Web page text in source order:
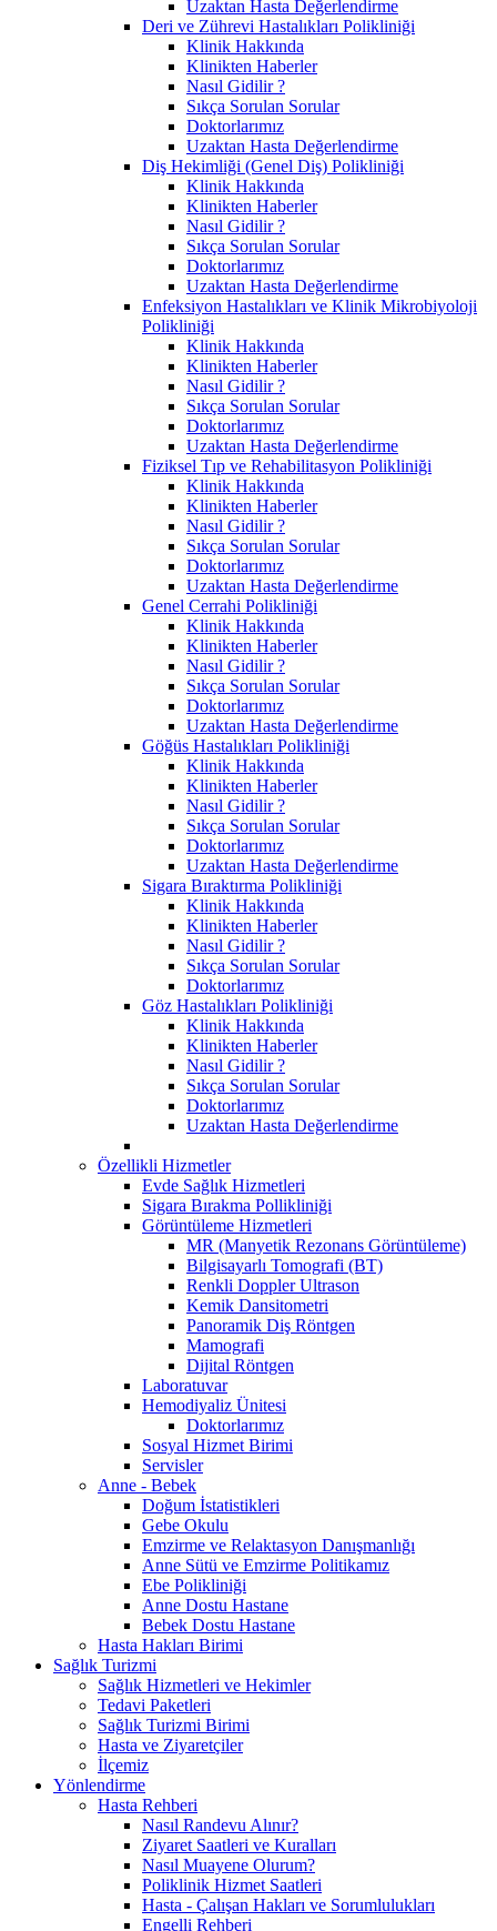
Uzaktan Hasta Değerlendirme
Deri ve Zührevi Hastalıkları Polikliniği
Klinik Hakkında
Klinikten Haberler
Nasıl Gidilir ?
Sıkça Sorulan Sorular
Doktorlarımız
Uzaktan Hasta Değerlendirme
Diş Hekimliği (Genel Diş) Polikliniği
Klinik Hakkında
Klinikten Haberler
Nasıl Gidilir ?
Sıkça Sorulan Sorular
Doktorlarımız
Uzaktan Hasta Değerlendirme
Enfeksiyon Hastalıkları ve Klinik Mikrobiyoloji
Polikliniği
Klinik Hakkında
Klinikten Haberler
Nasıl Gidilir ?
Sıkça Sorulan Sorular
Doktorlarımız
Uzaktan Hasta Değerlendirme
Fiziksel Tıp ve Rehabilitasyon Polikliniği
Klinik Hakkında
Klinikten Haberler
Nasıl Gidilir ?
Sıkça Sorulan Sorular
Doktorlarımız
Uzaktan Hasta Değerlendirme
Genel Cerrahi Polikliniği
Klinik Hakkında
Klinikten Haberler
Nasıl Gidilir ?
Sıkça Sorulan Sorular
Doktorlarımız
Uzaktan Hasta Değerlendirme
Göğüs Hastalıkları Polikliniği
Klinik Hakkında
Klinikten Haberler
Nasıl Gidilir ?
Sıkça Sorulan Sorular
Doktorlarımız
Uzaktan Hasta Değerlendirme
Sigara Bıraktırma Polikliniği
Klinik Hakkında
Klinikten Haberler
Nasıl Gidilir ?
Sıkça Sorulan Sorular
Doktorlarımız
Göz Hastalıkları Polikliniği
Klinik Hakkında
Klinikten Haberler
Nasıl Gidilir ?
Sıkça Sorulan Sorular
Doktorlarımız
Uzaktan Hasta Değerlendirme
Özellikli Hizmetler
Evde Sağlık Hizmetleri
Sigara Bırakma Pollikliniği
Görüntüleme Hizmetleri
MR (Manyetik Rezonans Görüntüleme)
Bilgisayarlı Tomografi (BT)
Renkli Doppler Ultrason
Kemik Dansitometri
Panoramik Diş Röntgen
Mamografi
Dijital Röntgen
Laboratuvar
Hemodiyaliz Ünitesi
Doktorlarımız
Sosyal Hizmet Birimi
Servisler
Anne - Bebek
Doğum İstatistikleri
Gebe Okulu
Emzirme ve Relaktasyon Danışmanlığı
Anne Sütü ve Emzirme Politikamız
Ebe Polikliniği
Anne Dostu Hastane
Bebek Dostu Hastane
Hasta Hakları Birimi
Sağlık Turizmi
Sağlık Hizmetleri ve Hekimler
Tedavi Paketleri
Sağlık Turizmi Birimi
Hasta ve Ziyaretçiler
İlçemiz
Yönlendirme
Hasta Rehberi
Nasıl Randevu Alınır?
Ziyaret Saatleri ve Kuralları
Nasıl Muayene Olurum?
Poliklinik Hizmet Saatleri
Hasta - Çalışan Hakları ve Sorumlulukları
Engelli Rehberi